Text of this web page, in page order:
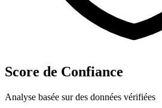
Score de Confiance
Analyse basée sur des données vérifiées